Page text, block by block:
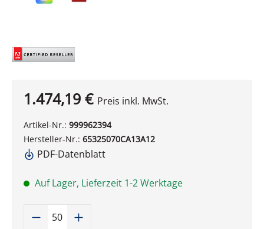
1.474,19 € Preis inkl. MwSt.
Artikel-Nr.: 999962394
Hersteller-Nr.: 65325070CA13A12
PDF-Datenblatt
Auf Lager, Lieferzeit 1-2 Werktage
Produkt Anzahl: Gib den